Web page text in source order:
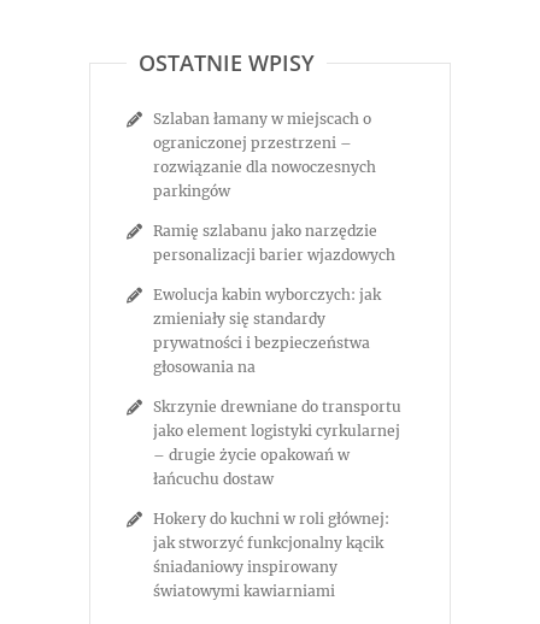
OSTATNIE WPISY
Szlaban łamany w miejscach o
ograniczonej przestrzeni –
rozwiązanie dla nowoczesnych
parkingów
Ramię szlabanu jako narzędzie
personalizacji barier wjazdowych
Ewolucja kabin wyborczych: jak
zmieniały się standardy
prywatności i bezpieczeństwa
głosowania na
Skrzynie drewniane do transportu
jako element logistyki cyrkularnej
– drugie życie opakowań w
łańcuchu dostaw
Hokery do kuchni w roli głównej:
jak stworzyć funkcjonalny kącik
śniadaniowy inspirowany
światowymi kawiarniami